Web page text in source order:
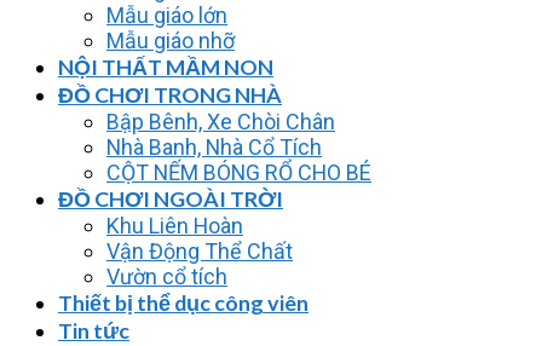
Mẫu giáo lớn
Mẫu giáo nhỡ
NỘI THẤT MẦM NON
ĐỒ CHƠI TRONG NHÀ
Bập Bênh, Xe Chòi Chân
Nhà Banh, Nhà Cổ Tích
CỘT NẾM BÓNG RỔ CHO BÉ
ĐỒ CHƠI NGOÀI TRỜI
Khu Liên Hoàn
Vận Động Thể Chất
Vườn cổ tích
Thiết bị thể dục công viên
Tin tức